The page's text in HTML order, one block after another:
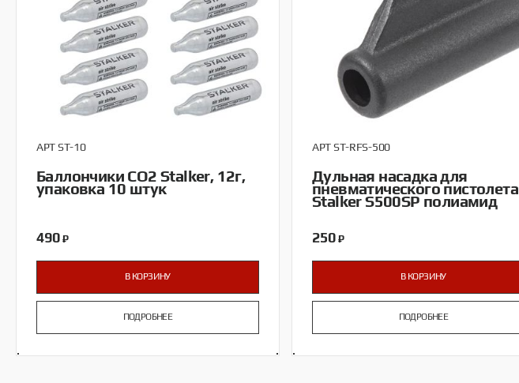
АРТ ST-10
Баллончики CO2 Stalker, 12г,
упаковка 10 штук
490 ₽
В КОРЗИНУ
ПОДРОБНЕЕ
АРТ ST-RFS-500
Дульная насадка для
пневматического пистолета
Stalker S500SP полиамид
250 ₽
В КОРЗИНУ
ПОДРОБНЕЕ